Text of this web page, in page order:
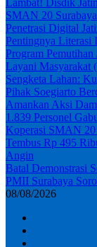
SMAN 20 Surabaya
Penetrasi Digital
Pentingnya Literasi
Program
Layani Masyarakat
Sengketa Lahan:
Pihak Soegiarto
Amankan Aksi
1.839 Personel
Koperasi SMAN
Tembus Rp 495
Angin
Batal Demonstrasi
PMII Surabaya
08/08/2026